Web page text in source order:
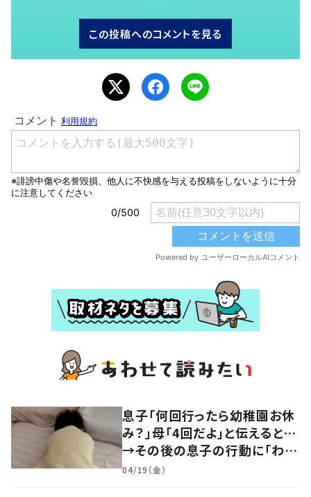
この投稿へのコメントを見る
息子「何回行ったら幼稚園お休
み？」母「4回だよ」と伝えると…
→その後の息子の行動に「わか
るよその気持ち」「うちの子も！」
04/19（金）